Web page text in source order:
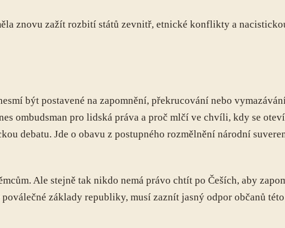
znovu zažít rozbití států zevnitř, etnické konflikty a
být postavené na zapomnění, překrucování nebo
ombudsman pro lidská práva a proč mlčí ve chvíli, kdy se
debatu. Jde o obavu z postupného rozmělnění národní
Ale stejně tak nikdo nemá právo chtít po Češích, aby
základy republiky, musí zaznít jasný odpor občanů této